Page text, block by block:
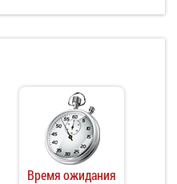
Время ожидания